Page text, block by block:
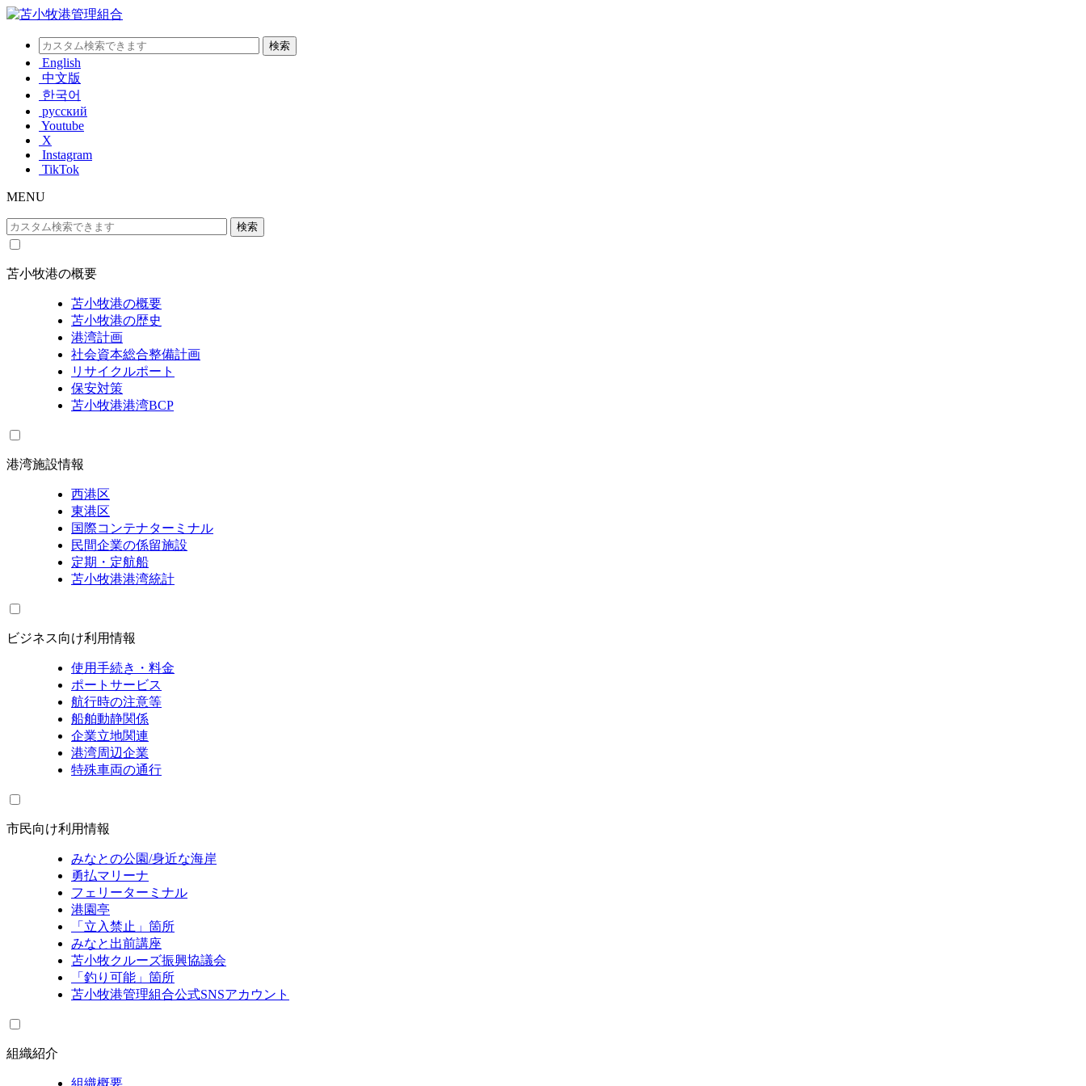
English
中文版
한국어
русский
Youtube
X
Instagram
TikTok
MENU
苫小牧港の概要
苫小牧港の概要
苫小牧港の歴史
港湾計画
社会資本総合整備計画
リサイクルポート
保安対策
苫小牧港港湾BCP
港湾施設情報
西港区
東港区
国際コンテナターミナル
民間企業の係留施設
定期・定航船
苫小牧港港湾統計
ビジネス向け利用情報
使用手続き・料金
ポートサービス
航行時の注意等
船舶動静関係
企業立地関連
港湾周辺企業
特殊車両の通行
市民向け利用情報
みなとの公園/身近な海岸
勇払マリーナ
フェリーターミナル
港園亭
「立入禁止」箇所
みなと出前講座
苫小牧クルーズ振興協議会
「釣り可能」箇所
苫小牧港管理組合公式SNSアカウント
組織紹介
組織概要